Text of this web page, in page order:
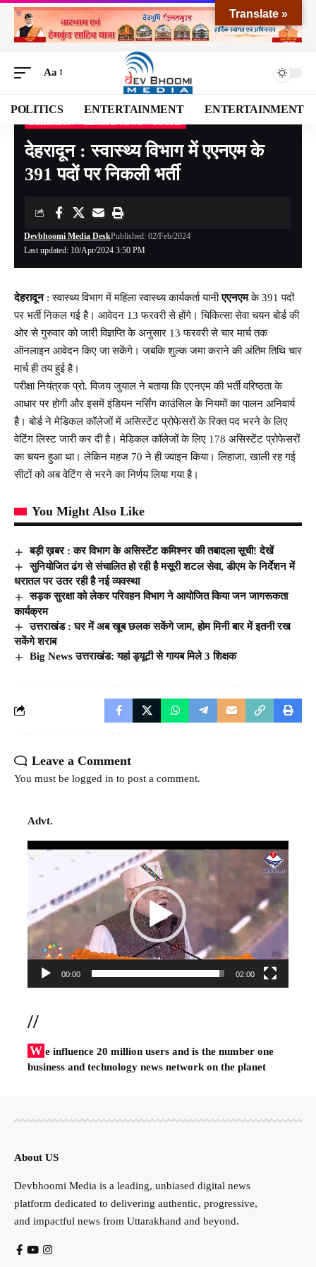
Aa
POLITICS ENTERTAINMENT ENTERTAINMENT
Devbhoomi Media >Blog>NATIONAL>UTTARAKHAND>DEHRADUN
देहरादून : स्वास्थ्य विभाग में एएनएम के
391 पदों पर निकली भर्ती
Last updated: 10/Apr/2024 3:50 PM
Devbhoomi Media DeskPublished: 02/Feb/2024
देहरादून: स्वास्थ्य विभाग में महिला स्वास्थ्य कार्यकर्ता यानीएएनएमके 391 पदों
पर भर्ती निकल गई है। आवेदन 13 फरवरी से होंगे। चिकित्सा सेवा चयन बोर्ड की
ओर से गुरुवार को जारी विज्ञप्ति के अनुसार 13 फरवरी से चार मार्च तक
ऑनलाइन आवेदन किए जा सकेंगे। जबकि शुल्क जमा कराने की अंतिम तिथि चार
मार्च ही तय हुई है।
परीक्षा नियंत्रक प्रो. विजय जुयाल ने बताया कि एएनएम की भर्ती वरिष्ठता के
आधार पर होगी और इसमें इंडियन नर्सिंग काउंसिल के नियमों का पालन अनिवार्य
है। बोर्ड ने मेडिकल कॉलेजों में असिस्टेंट प्रोफेसरों के रिक्त पद भरने के लिए
वेटिंग लिस्ट जारी कर दी है। मेडिकल कॉलेजों के लिए 178 असिस्टेंट प्रोफेसरों
का चयन हुआ था। लेकिन महज 70 ने ही ज्वाइन किया। लिहाजा, खाली रह गई
सीटों को अब वेटिंग से भरने का निर्णय लिया गया है।
You Might Also Like
बड़ी ख़बर : कर विभाग के असिस्टेंट कमिश्नर की तबादला सूची! देखें
सुनियोजित ढंग से संचालित हो रही है मसूरी शटल सेवा, डीएम के निर्देशन में
धरातल पर उतर रही है नई व्यवस्था
सड़क सुरक्षा को लेकर परिवहन विभाग ने आयोजित किया जन जागरूकता
कार्यक्रम
उत्तराखंड : घर में अब खूब छलक सकेंगे जाम, होम मिनी बार में इतनी रख
सकेंगे शराब
Big News उत्तराखंड: यहां ड्यूटी से गायब मिले 3 शिक्षक
Leave a Comment
You must be logged in to post a comment.
Advt.
Video
00:00 02:00
//
W e influence 20 million users and is the number one
business and technology news network on the planet
About US
Devbhoomi Media is a leading, unbiased digital news
platform dedicated to delivering authentic, progressive,
and impactful news from Uttarakhand and beyond.
Translate »